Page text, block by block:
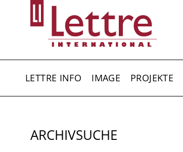
LETTRE INFO IMAGE PROJEKTE
ARCHIVSUCHE